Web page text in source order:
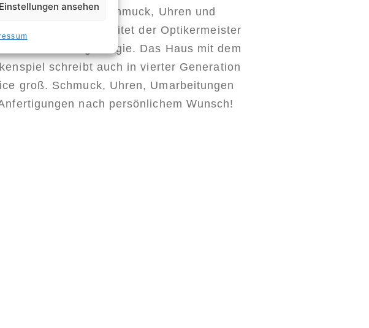
Einstellungen ansehenfür Schmuck, Uhren und
Den Optikbetrieb leitet der Optikermeister
Böck in Eigenregie. Das Haus mit dem
schreibt auch in vierter Generation
groß. Schmuck, Uhren, Umarbeitungen
nach persönlichem Wunsch!